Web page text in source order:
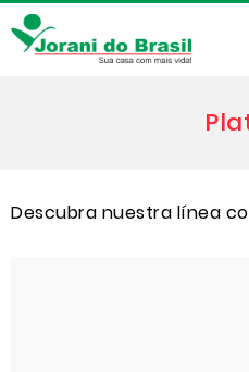
Descubra nuestra línea